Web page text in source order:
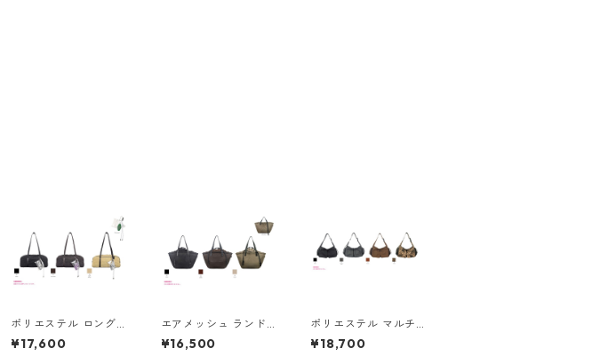
ポリエステル ロング
ボストンM 【STORY
ストーリー 26夏バッ
¥17,600
エアメッシュ ランドリ
ー トートL 【STORY
ストーリー 26夏バッ
¥16,500
ポリエステル マルチポ
ケット ワンショルダー
M 【STORY ストーリ
¥18,700